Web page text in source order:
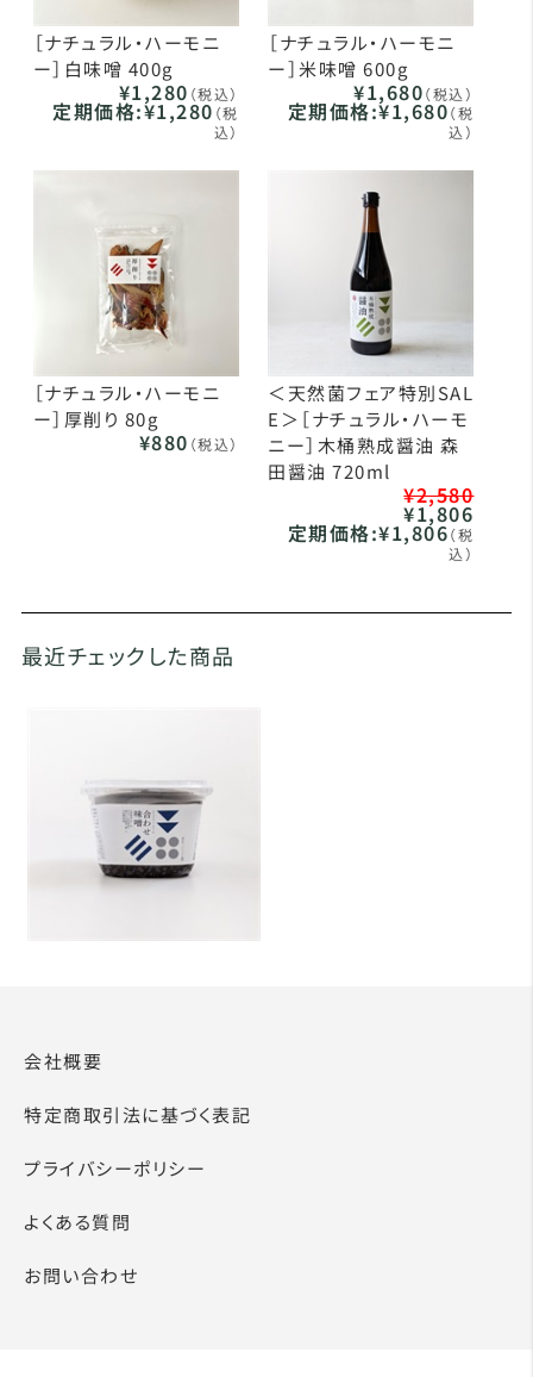
［ナチュラル・ハーモニ
ー］白味噌 400g
¥1,280 （税込）
定期価格:¥1,280 （税
込）
［ナチュラル・ハーモニ
ー］米味噌 600g
¥1,680（税込）
定期価格:¥1,680（税
込）
［ナチュラル・ハーモニ
ー］厚削り 80g
¥880 （税込）
＜天然菌フェア特別SAL
E＞［ナチュラル・ハーモ
ニー］木桶熟成醤油 森
田醤油 720ml
¥2,580
¥1,806
定期価格:¥1,806（税
込）
最近チェックした商品
会社概要
特定商取引法に基づく表記
プライバシーポリシー
よくある質問
お問い合わせ